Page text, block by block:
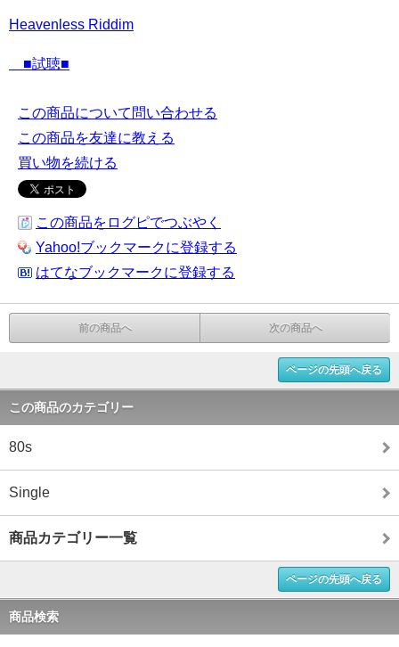
Heavenless Riddim
■試聴■
この商品について問い合わせる
この商品を友達に教える
買い物を続ける
この商品をログピでつぶやく
Yahoo!ブックマークに登録する
はてなブックマークに登録する
前の商品へ 次の商品へ
ページの先頭へ戻る
この商品のカテゴリー
80s
Single
商品カテゴリー一覧
ページの先頭へ戻る
商品検索